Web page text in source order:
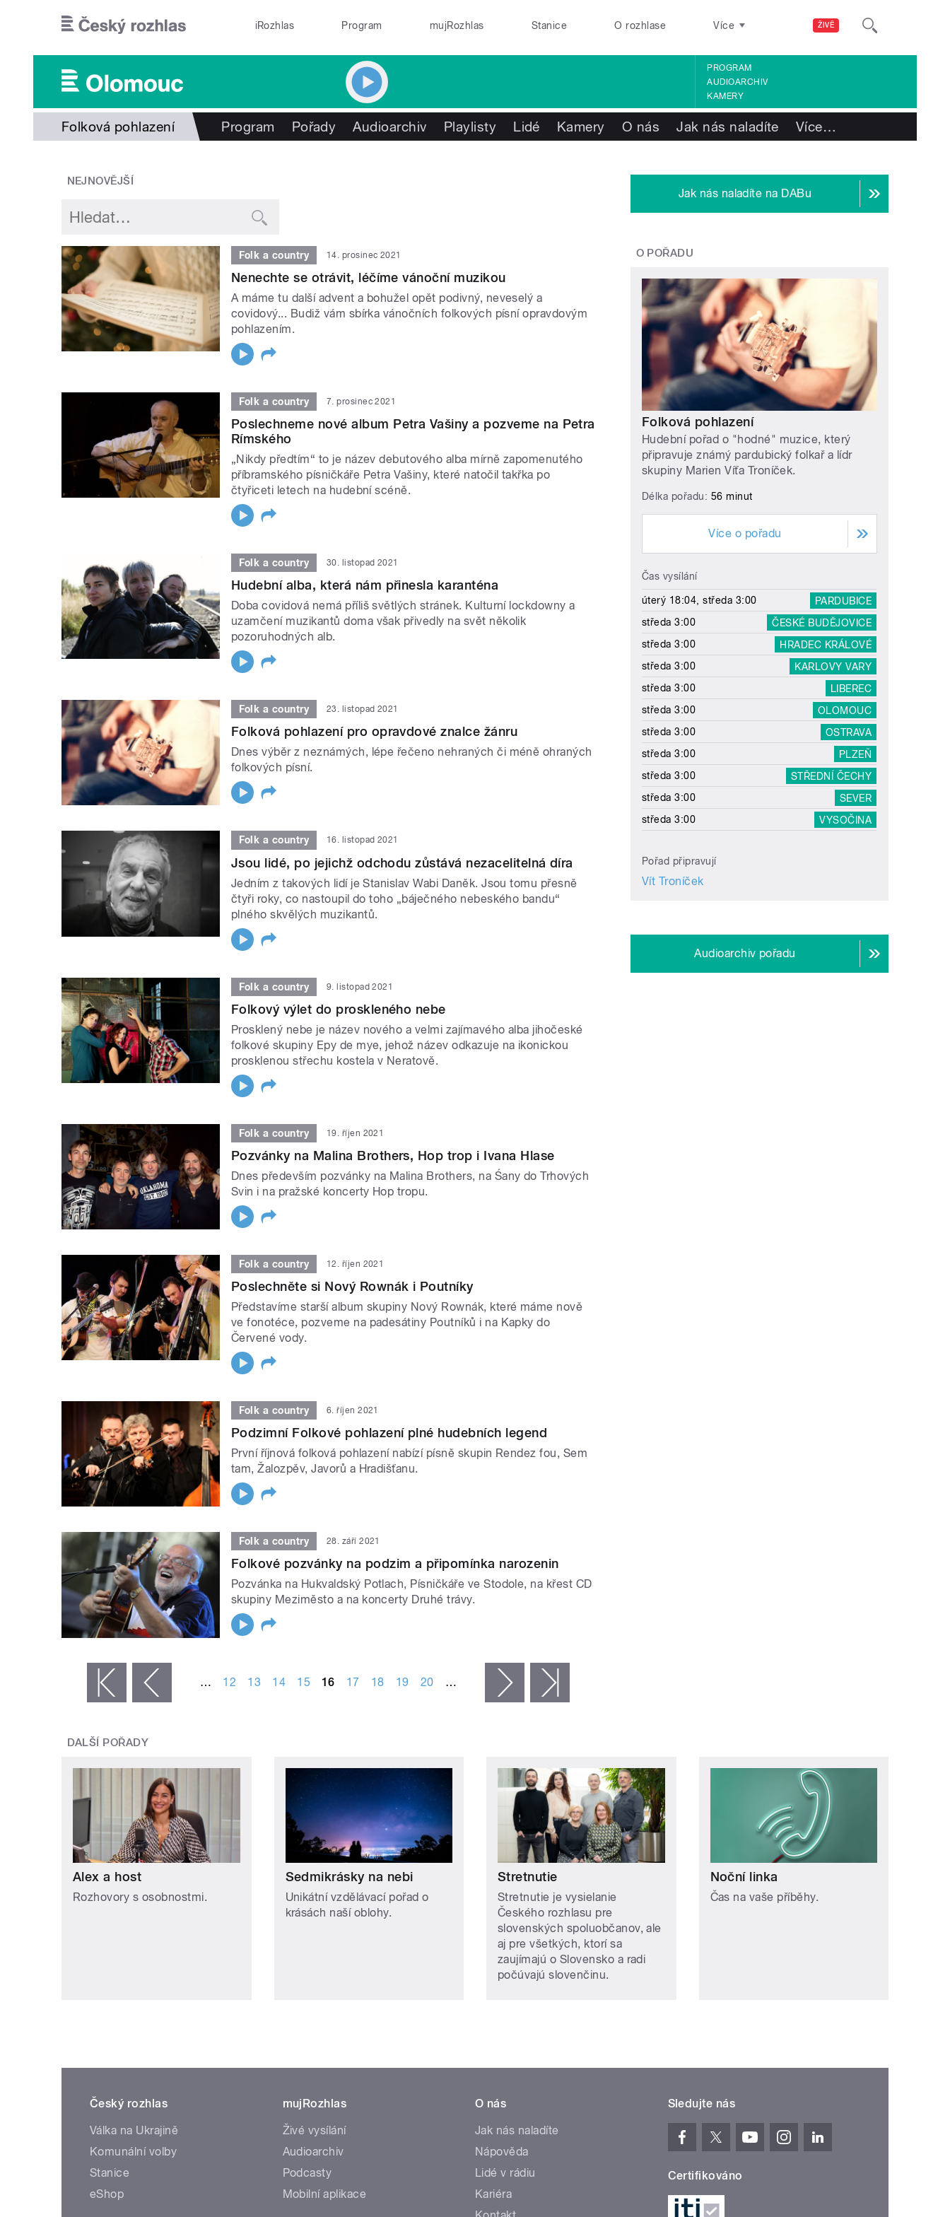
ŽIVĚ
iRozhlas Program mujRozhlas Stanice O rozhlase Více
PROGRAM
AUDIOARCHIV
KAMERY
Folková pohlazení Program Pořady Audioarchiv Playlisty Lidé Kamery O nás Jak nás naladíte Více…
NEJNOVĚJŠÍ
Folk a country 14. prosinec 2021
Nenechte se otrávit, léčíme vánoční muzikou
A máme tu další advent a bohužel opět podivný, neveselý a
covidový... Budiž vám sbírka vánočních folkových písní opravdovým
pohlazením.
Folk a country 7. prosinec 2021
Poslechneme nové album Petra Vašiny a pozveme na Petra
Rímského
„Nikdy předtím“ to je název debutového alba mírně zapomenutého
příbramského písničkáře Petra Vašiny, které natočil takřka po
čtyřiceti letech na hudební scéně.
Folk a country 30. listopad 2021
Hudební alba, která nám přinesla karanténa
Doba covidová nemá příliš světlých stránek. Kulturní lockdowny a
uzamčení muzikantů doma však přivedly na svět několik
pozoruhodných alb.
Folk a country 23. listopad 2021
Folková pohlazení pro opravdové znalce žánru
Dnes výběr z neznámých, lépe řečeno nehraných či méně ohraných
folkových písní.
Folk a country 16. listopad 2021
Jsou lidé, po jejichž odchodu zůstává nezacelitelná díra
Jedním z takových lidí je Stanislav Wabi Daněk. Jsou tomu přesně
čtyři roky, co nastoupil do toho „báječného nebeského bandu“
plného skvělých muzikantů.
Folk a country 9. listopad 2021
Folkový výlet do proskleného nebe
Prosklený nebe je název nového a velmi zajímavého alba jihočeské
folkové skupiny Epy de mye, jehož název odkazuje na ikonickou
prosklenou střechu kostela v Neratově.
Folk a country 19. říjen 2021
Pozvánky na Malina Brothers, Hop trop i Ivana Hlase
Dnes především pozvánky na Malina Brothers, na Śany do Trhových
Svin i na pražské koncerty Hop tropu.
Folk a country 12. říjen 2021
Poslechněte si Nový Rownák i Poutníky
Představíme starší album skupiny Nový Rownák, které máme nově
ve fonotéce, pozveme na padesátiny Poutníků i na Kapky do
Červené vody.
Folk a country 6. říjen 2021
Podzimní Folkové pohlazení plné hudebních legend
První říjnová folková pohlazení nabízí písně skupin Rendez fou, Sem
tam, Žalozpěv, Javorů a Hradišťanu.
Folk a country 28. září 2021
Folkové pozvánky na podzim a připomínka narozenin
Pozvánka na Hukvaldský Potlach, Písničkáře ve Stodole, na křest CD
skupiny Meziměsto a na koncerty Druhé trávy.
‹ předchozí … 12 13 14 15 16 17 18 19 20 … následující ›
Jak nás naladíte na DABu
O POŘADU
Folková pohlazení
Hudební pořad o "hodné" muzice, který
připravuje známý pardubický folkař a lídr
skupiny Marien Víťa Troníček.
Délka pořadu: 56 minut
Více o pořadu
Čas vysílání
úterý 18:04, středa 3:00
PARDUBICE
středa 3:00
ČESKÉ BUDĚJOVICE
středa 3:00
HRADEC KRÁLOVÉ
středa 3:00
KARLOVY VARY
středa 3:00
LIBEREC
středa 3:00
OLOMOUC
středa 3:00
OSTRAVA
středa 3:00
PLZEŇ
středa 3:00
STŘEDNÍ ČECHY
středa 3:00
SEVER
středa 3:00
VYSOČINA
Pořad připravují
Vít Troníček
Audioarchiv pořadu
DALŠÍ POŘADY
Alex a host
Rozhovory s osobnostmi.
Sedmikrásky na nebi
Unikátní vzdělávací pořad o
krásách naší oblohy.
Stretnutie
Stretnutie je vysielanie
Českého rozhlasu pre
slovenských spoluobčanov, ale
aj pre všetkých, ktorí sa
zaujímajú o Slovensko a radi
počúvajú slovenčinu.
Noční linka
Čas na vaše příběhy.
Český rozhlas
Válka na Ukrajině
Komunální volby
Stanice
eShop
mujRozhlas
Živé vysílání
Audioarchiv
Podcasty
Mobilní aplikace
O nás
Jak nás naladíte
Nápověda
Lidé v rádiu
Kariéra
Sledujte nás
Certifikováno